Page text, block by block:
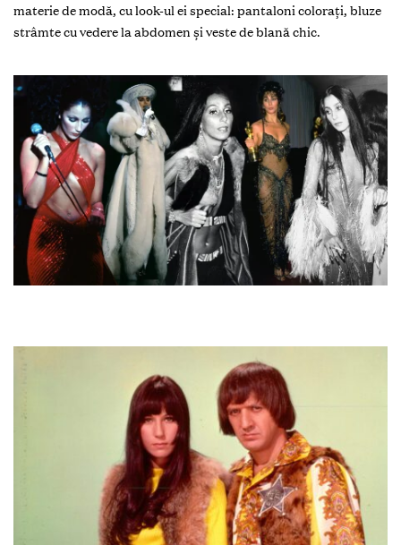
materie de modă, cu look-ul ei special: pantaloni colorați, bluze
strâmte cu vedere la abdomen și veste de blană chic.